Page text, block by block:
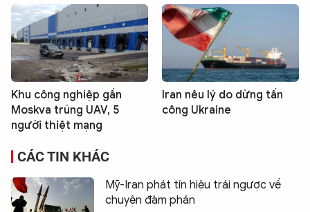
Khu công nghiệp gần
Moskva trúng UAV, 5
người thiệt mạng
Iran nêu lý do dừng tấn
công Ukraine
CÁC TIN KHÁC
Mỹ-Iran phát tín hiệu trái ngược về
chuyện đàm phán